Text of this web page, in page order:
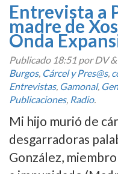
Entrevista a
madre de
Onda
Publicado 18:51 por DV&
Burgos, Cárcel y Pres@s,
Entrevistas, Gamonal,
Publicaciones, Radio.
Mi hijo murió de
desgarradoras
González,